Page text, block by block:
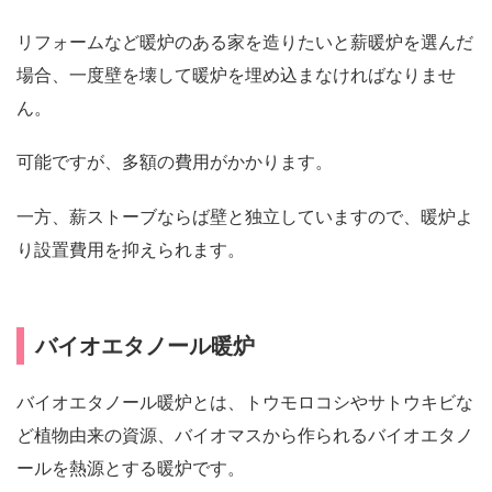
リフォームなど暖炉のある家を造りたいと薪暖炉を選んだ
場合、一度壁を壊して暖炉を埋め込まなければなりませ
ん。
可能ですが、多額の費用がかかります。
一方、薪ストーブならば壁と独立していますので、暖炉よ
り設置費用を抑えられます。
バイオエタノール暖炉
バイオエタノール暖炉とは、トウモロコシやサトウキビな
ど植物由来の資源、バイオマスから作られるバイオエタノ
ールを熱源とする暖炉です。